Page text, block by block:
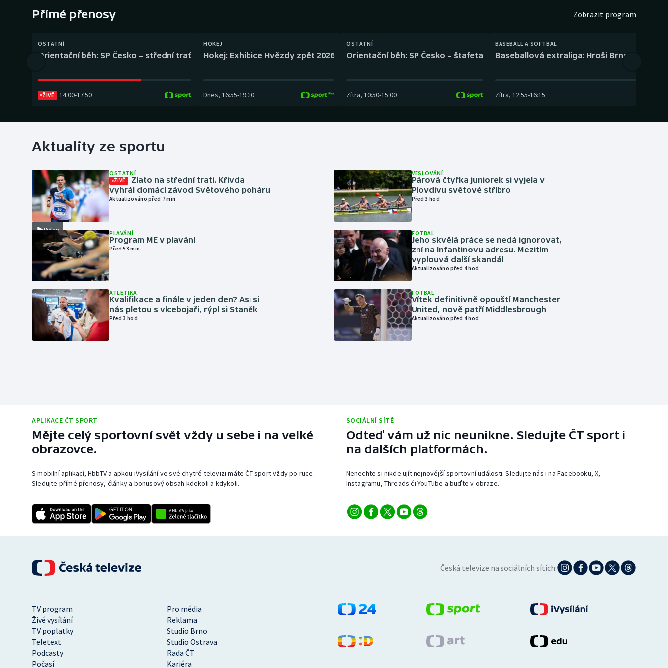
Florbal
Golf
Gymnastika
Olympijské hry
Plážový volejbal
Vodní slalom
Ostatní
Přímé přenosy Zobrazit program
OSTATNÍ
Orientační běh: SP Česko – střední trať
ŽIVĚ 14:00-17:50
HOKEJ
Hokej: Exhibice Hvězdy zpět 2026
Dnes, 16:55-19:30
OSTATNÍ
Orientační běh: SP Česko – štafeta
Zítra, 10:50-15:00
BASEBALL A SOFTBAL
Baseballová extraliga: Hroši Brno – Eagles
Zítra, 12:55-16:15
Aktuality ze sportu
Video
OSTATNÍ
ŽIVĚ
Zlato na střední trati. Křivda
vyhrál domácí závod Světového poháru
Aktualizováno před 7 min
PLAVÁNÍ
Program ME v plavání
Před 53 min
ATLETIKA
Kvalifikace a finále v jeden den? Asi si
nás pletou s vícebojaři, rýpl si Staněk
Před 3 hod
VESLOVÁNÍ
Párová čtyřka juniorek si vyjela v
Plovdivu světové stříbro
Před 3 hod
FOTBAL
Jeho skvělá práce se nedá ignorovat,
zní na Infantinovu adresu. Mezitím
vyplouvá další skandál
Aktualizováno před 4 hod
FOTBAL
Vítek definitivně opouští Manchester
United, nově patří Middlesbrough
Aktualizováno před 4 hod
APLIKACE ČT SPORT
Mějte celý sportovní svět vždy u sebe i na velké
obrazovce.
S mobilní aplikací, HbbTV a apkou iVysílání ve své chytré televizi máte ČT sport vždy po ruce.
Sledujte přímé přenosy, články a bonusový obsah kdekoli a kdykoli.
SOCIÁLNÍ SÍTĚ
Odteď vám už nic neunikne. Sledujte ČT sport i
na dalších platformách.
Nenechte si nikde ujít nejnovější sportovní události. Sledujte nás i na Facebooku, X,
Instagramu, Threads či YouTube a buďte v obraze.
Česká televize na sociálních sítích:
TV program
Pro média
Živé vysílání
Reklama
TV poplatky
Studio Brno
Teletext
Studio Ostrava
Podcasty
Rada ČT
Počasí
Kariéra